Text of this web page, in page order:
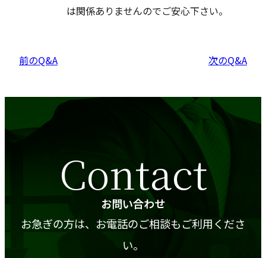
は関係ありませんのでご安心下さい。
前のQ&A 次のQ&A
Contact
お問い合わせ
お急ぎの方は、お電話のご相談もご利用くださ
い。